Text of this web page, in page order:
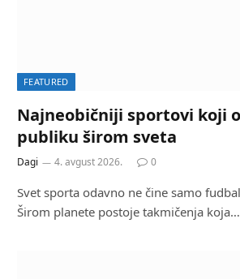
FEATURED
Najneobičniji sportovi koji
publiku širom sveta
Dagi 4. avgust 2026. 0
Svet sporta odavno ne čine samo
Širom planete postoje takmičenja koja…